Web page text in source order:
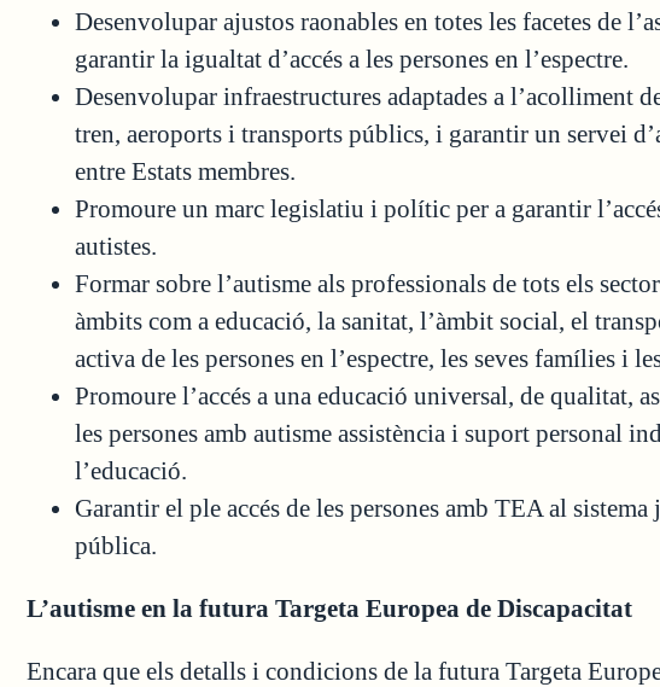
Desenvolupar ajustos raonables en totes les facetes de
garantir la igualtat d’accés a les persones en l’espectre.
Desenvolupar infraestructures adaptades a l’acolliment
tren, aeroports i transports públics, i garantir un servei
entre Estats membres.
Promoure un marc legislatiu i polític per a garantir
autistes.
Formar sobre l’autisme als professionals de tots els
àmbits com a educació, la sanitat, l’àmbit social, el
activa de les persones en l’espectre, les seves famílies i
Promoure l’accés a una educació universal, de qualitat,
les persones amb autisme assistència i suport personal
l’educació.
Garantir el ple accés de les persones amb TEA al
pública.
L’autisme en la futura Targeta Europea de Discapacitat
Encara que els detalls i condicions de la futura Targeta